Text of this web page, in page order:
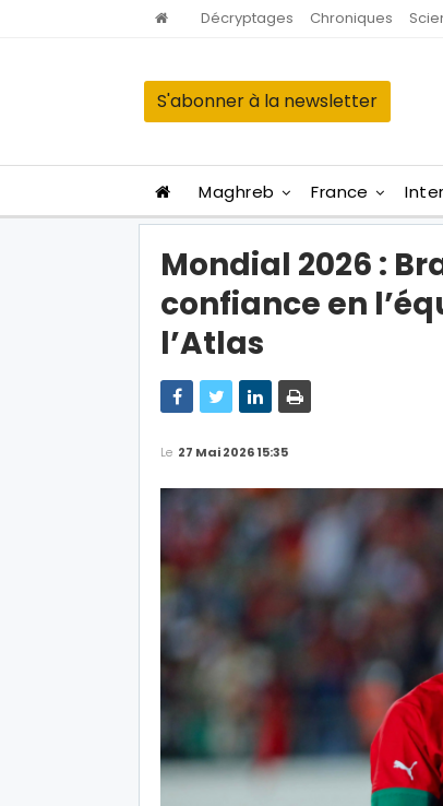
Décryptages Chroniques
S'abonner à la newsletter
Maghreb France
Mondial 2026 :
confiance en
l’Atlas
Le 27 Mai 2026 15:35